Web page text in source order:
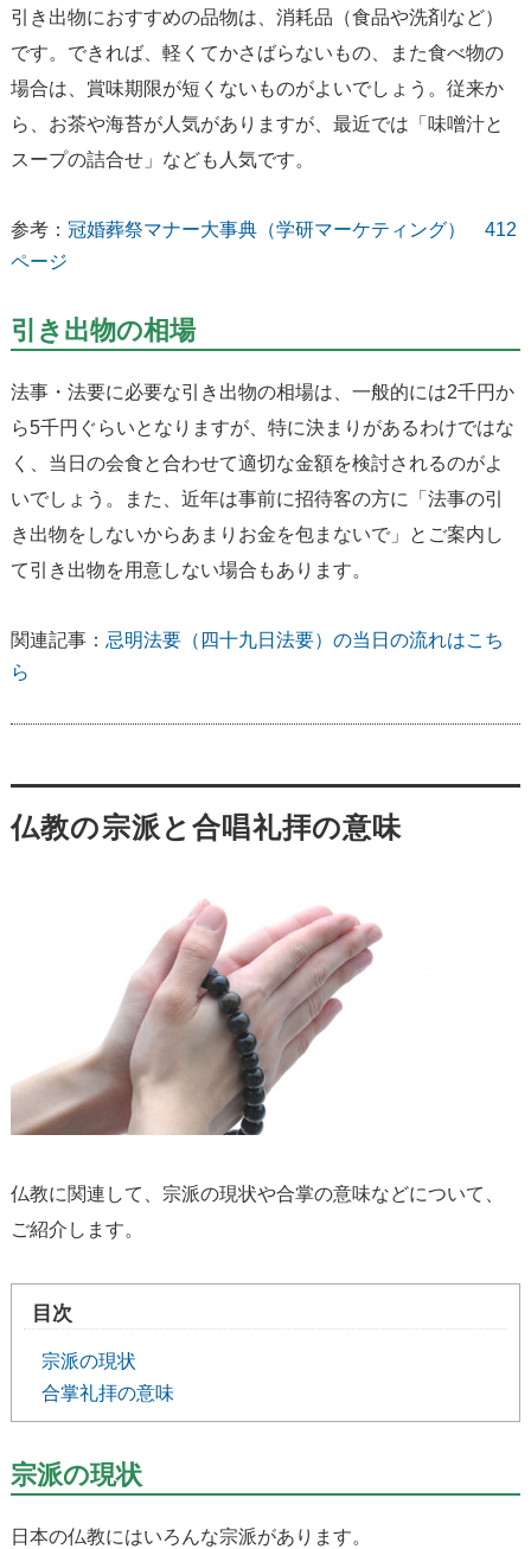
引き出物におすすめの品物は、消耗品（食品や洗剤など）
です。できれば、軽くてかさばらないもの、また食べ物の
場合は、賞味期限が短くないものがよいでしょう。従来か
ら、お茶や海苔が人気がありますが、最近では「味噌汁と
スープの詰合せ」なども人気です。
参考： 冠婚葬祭マナー大事典（学研マーケティング） 412
ページ
引き出物の相場
法事・法要に必要な引き出物の相場は、一般的には2千円か
ら5千円ぐらいとなりますが、特に決まりがあるわけではな
く、当日の会食と合わせて適切な金額を検討されるのがよ
いでしょう。また、近年は事前に招待客の方に「法事の引
き出物をしないからあまりお金を包まないで」とご案内し
て引き出物を用意しない場合もあります。
関連記事： 忌明法要（四十九日法要）の当日の流れはこち
ら
仏教の宗派と合唱礼拝の意味
仏教に関連して、宗派の現状や合掌の意味などについて、
ご紹介します。
目次
宗派の現状
合掌礼拝の意味
宗派の現状
日本の仏教にはいろんな宗派があります。